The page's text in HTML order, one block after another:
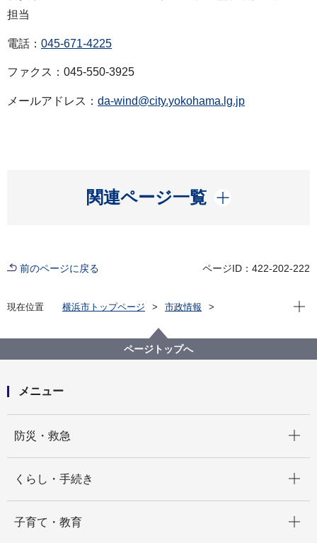
担当
電話： 045-671-4225
ファクス：045-550-3925
メールアドレス： da-wind@city.yokohama.lg.jp
関連ページ一覧
開く
前のページに戻る ページID：422-202-222
現在位置 横浜市トップページ
市政情報
脱炭素・GREEN×EXPO推進局
記者発表 2025年度
横浜市風力発電所（ハマウィング）協賛事業者「ハマ
現在
ページトップへ
メニュー
防災・救急
くらし・手続き
子育て・教育